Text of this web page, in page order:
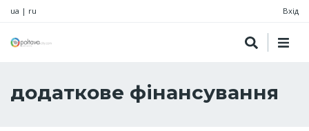
ua | ru Вхід
додаткове фінансування